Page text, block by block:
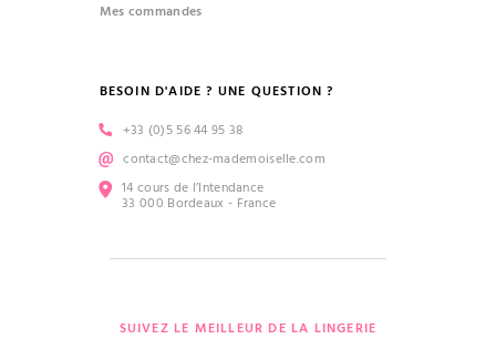
Mes commandes
BESOIN D'AIDE ? UNE QUESTION ?
+33 (0)5 56 44 95 38
contact@chez-mademoiselle.com
14 cours de l’Intendance
33 000 Bordeaux - France
SUIVEZ LE MEILLEUR DE LA LINGERIE